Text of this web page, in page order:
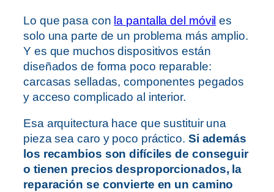
Lo que pasa con la pantalla del móvil es
solo una parte de un problema más amplio.
Y es que muchos dispositivos están
diseñados de forma poco reparable:
carcasas selladas, componentes pegados
y acceso complicado al interior.
Esa arquitectura hace que sustituir una
pieza sea caro y poco práctico. Si además
los recambios son difíciles de conseguir
o tienen precios desproporcionados, la
reparación se convierte en un camino